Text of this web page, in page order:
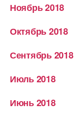
Ноябрь 2018
Октябрь 2018
Сентябрь 2018
Июль 2018
Июнь 2018